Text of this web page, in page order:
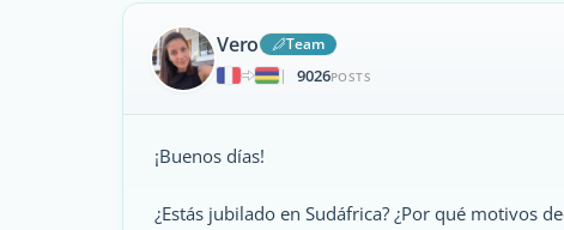
Vero
Team
|
9026POSTS
¡Buenos días!
¿Estás jubilado en Sudáfrica? ¿Por qué motivos